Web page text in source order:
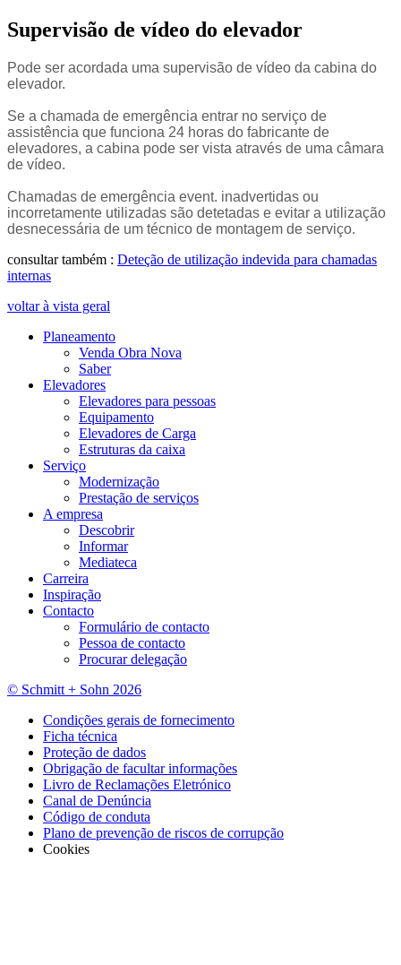
Supervisão de vídeo do elevador
Pode ser acordada uma supervisão de vídeo da cabina do
elevador.
Se a chamada de emergência entrar no serviço de
assistência que funciona 24 horas do fabricante de
elevadores, a cabina pode ser vista através de uma câmara
de vídeo.
Chamadas de emergência event. inadvertidas ou
incorretamente utilizadas são detetadas e evitar a utilização
desnecessária de um técnico de montagem de serviço.
consultar também : Deteção de utilização indevida para chamadas
internas
voltar à vista geral
Planeamento
Venda Obra Nova
Saber
Elevadores
Elevadores para pessoas
Equipamento
Elevadores de Carga
Estruturas da caixa
Serviço
Modernização
Prestação de serviços
A empresa
Descobrir
Informar
Mediateca
Carreira
Inspiração
Contacto
Formulário de contacto
Pessoa de contacto
Procurar delegação
© Schmitt + Sohn 2026
Condições gerais de fornecimento
Ficha técnica
Proteção de dados
Obrigação de facultar informações
Livro de Reclamações Eletrónico
Canal de Denúncia
Código de conduta
Plano de prevenção de riscos de corrupção
Cookies